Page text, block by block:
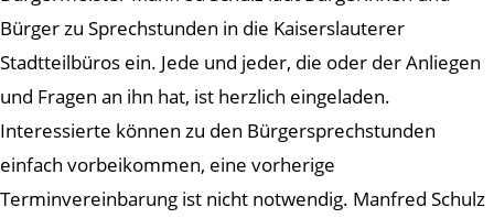
Bürger zu Sprechstunden in die Kaiserslauterer
Stadtteilbüros ein. Jede und jeder, die oder der Anliegen
und Fragen an ihn hat, ist herzlich eingeladen.
Interessierte können zu den Bürgersprechstunden
einfach vorbeikommen, eine vorherige
Terminvereinbarung ist nicht notwendig. Manfred Schulz